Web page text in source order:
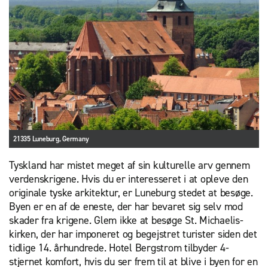
21335 Luneburg, Germany
Tyskland har mistet meget af sin kulturelle arv gennem
verdenskrigene. Hvis du er interesseret i at opleve den
originale tyske arkitektur, er Luneburg stedet at besøge.
Byen er en af de eneste, der har bevaret sig selv mod
skader fra krigene. Glem ikke at besøge St. Michaelis-
kirken, der har imponeret og begejstret turister siden det
tidlige 14. århundrede. Hotel Bergstrom tilbyder 4-
stjernet komfort, hvis du ser frem til at blive i byen for en